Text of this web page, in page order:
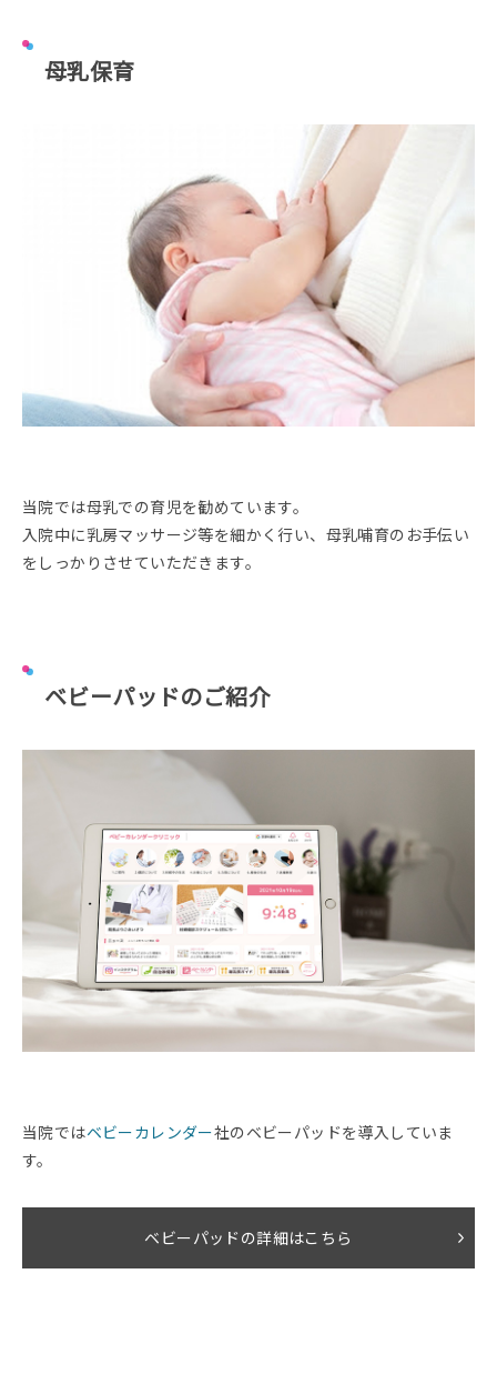
母乳保育
当院では母乳での育児を勧めています。
入院中に乳房マッサージ等を細かく行い、母乳哺育のお手伝い
をしっかりさせていただきます。
ベビーパッドのご紹介
当院ではベビーカレンダー社のベビーパッドを導入していま
す。
ベビーパッドの詳細はこちら